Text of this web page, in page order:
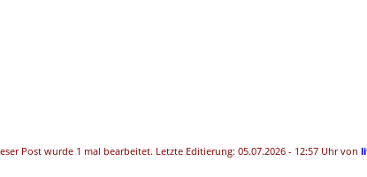
Post wurde 1 mal bearbeitet. Letzte Editierung: 05.07.2026 - 12:57 Uhr von